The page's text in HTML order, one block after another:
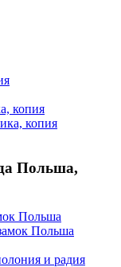
копия
Польша,
Польша
и радия